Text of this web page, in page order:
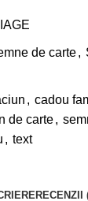
de carte,
, cadou
de carte,
, text
RECENZII